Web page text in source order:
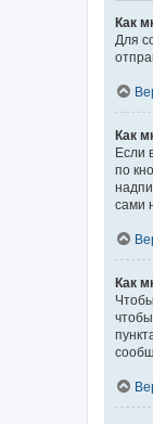
Как
Для
Как
Если
по
сами
Как